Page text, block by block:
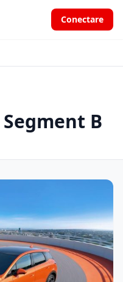
Conectare
B